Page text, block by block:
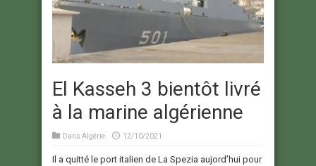
El Kasseh 3 bientôt livré
à la marine algérienne
Dans Algérie 12/10/2021
Il a quitté le port italien de La Spezia aujord’hui pour